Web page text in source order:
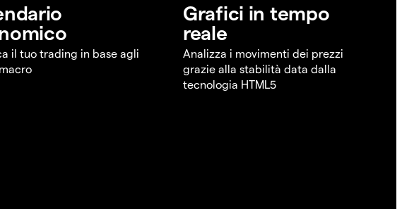
il tuo trading in base agli
Grafici in tempo
reale
Analizza i movimenti dei prezzi
grazie alla stabilità data dalla
tecnologia HTML5